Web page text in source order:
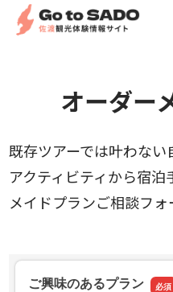
オーダー
既存ツアーでは叶わない
アクティビティから宿
メイドプランご相談フォ